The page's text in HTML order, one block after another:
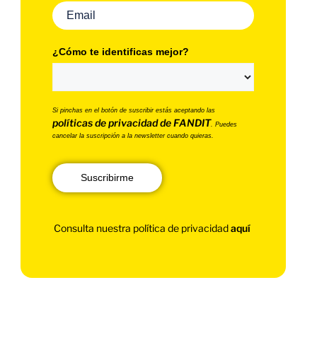
¿Cómo te identificas mejor?
Si pinchas en el botón de suscribir estás aceptando las
políticas de privacidad de FANDIT . Puedes
cancelar la suscripción a la newsletter cuando quieras.
Suscribirme
Consulta nuestra política de privacidadaquí